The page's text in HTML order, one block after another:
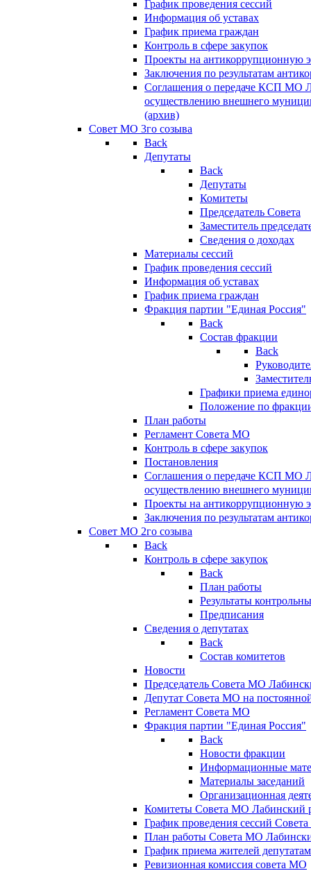
График проведения сессий
Информация об уставах
График приема граждан
Контроль в сфере закупок
Проекты на антикоррупционную
Заключения по результатам
Соглашения о передаче КСП МО
осуществлению внешнего
(архив)
Совет МО 3го созыва
Back
Депутаты
Back
Депутаты
Комитеты
Председатель Совета
Заместитель
Сведения о доходах
Материалы сессий
График проведения сессий
Информация об уставах
График приема граждан
Фракция партии "Единая Россия"
Back
Состав фракции
Back
Графики приема
Положение по
План работы
Регламент Совета МО
Контроль в сфере закупок
Постановления
Соглашения о передаче КСП МО
осуществлению внешнего
Проекты на антикоррупционную
Заключения по результатам
Совет МО 2го созыва
Back
Контроль в сфере закупок
Back
План работы
Результаты
Предписания
Сведения о депутатах
Back
Состав комитетов
Новости
Председатель Совета МО
Депутат Совета МО на
Регламент Совета МО
Фракция партии "Единая Россия"
Back
Новости фракции
Информационные
Материалы заседаний
Организационная
Комитеты Совета МО Лабинский
График проведения сессий
План работы Совета МО
График приема жителей
Ревизионная комиссия совета МО